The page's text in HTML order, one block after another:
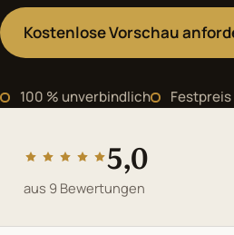
Kostenlose Vorschau
100 % unverbindlich
5,0
aus 9 Bewertungen